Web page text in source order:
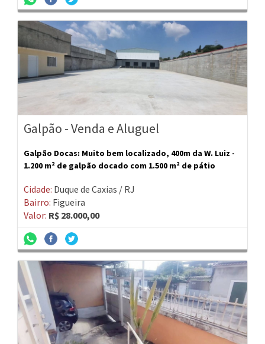
Galpão - Venda e Aluguel
Galpão Docas: Muito bem localizado, 400m da W. Luiz -
1.200 m² de galpão docado com 1.500 m² de pátio
Cidade: Duque de Caxias / RJ
Bairro: Figueira
Valor: R$ 28.000,00